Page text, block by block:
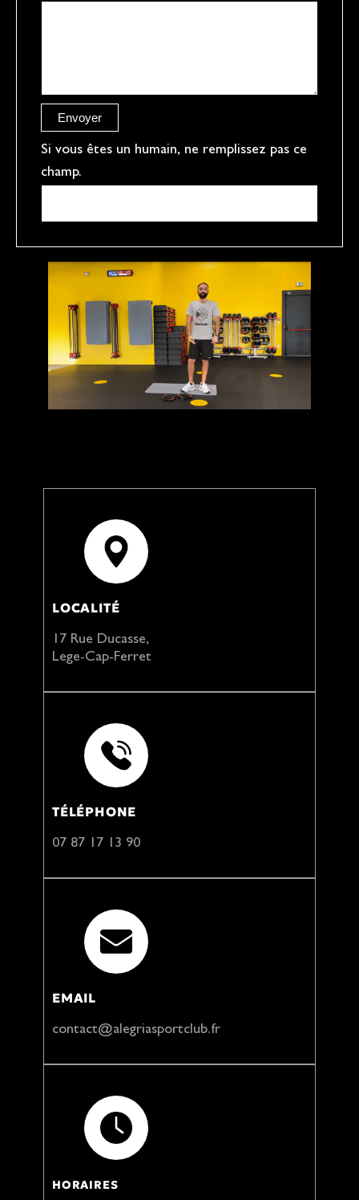
e
f
Envoyer
Si vous êtes un humain, ne remplissez pas ce
champ.
LOCALITÉ
17 Rue Ducasse,
Lege-Cap-Ferret
TÉLÉPHONE
07 87 17 13 90
EMAIL
contact@alegriasportclub.fr
HORAIRES